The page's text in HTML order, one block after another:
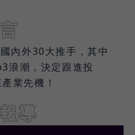
內外30大推手，其中
浪潮，決定跟進投
業先機！
導